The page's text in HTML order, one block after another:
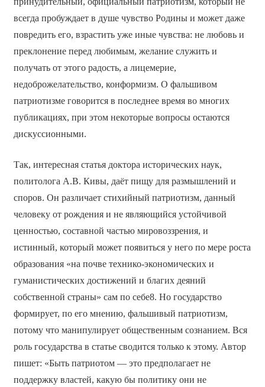
всегда пробуждает в душе чувство Родины и может даже
повредить его, взрастить уже иные чувства: не любовь и
преклонение перед любимым, желание служить и
получать от этого радость, а лицемерие,
недоброжелательство, конформизм. О фальшивом
патриотизме говорится в последнее время во многих
публикациях, при этом некоторые вопросы остаются
дискуссионными.
Так, интересная статья доктора исторических наук,
политолога А.В. Кивы, даёт пищу для размышлений и
споров. Он различает стихийный патриотизм, данный
человеку от рождения и не являющийся устойчивой
ценностью, составной частью мировоззрения, и
истинный, который может появиться у него по мере роста
образования «на почве технико-экономических и
гуманистических достижений и благих деяний
собственной страны» сам по себе8. Но государство
формирует, по его мнению, фальшивый патриотизм,
потому что манипулирует общественным сознанием. Вся
роль государства в статье сводится только к этому. Автор
пишет: «Быть патриотом — это предполагает не
поддержку властей, какую бы политику они не